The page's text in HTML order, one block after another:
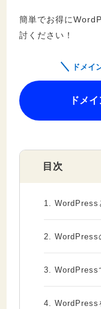
簡単でお得に
討ください！
ドメイ
ドメ
目次
1. WordPress
2. WordPress
3. WordPress
4. WordPress